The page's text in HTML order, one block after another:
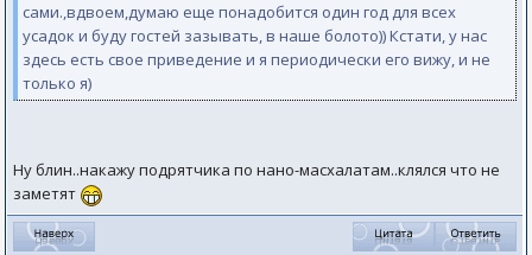
сами.,вдвоем,думаю еще понадобится один год для всех
усадок и буду гостей зазывать, в наше болото)) Кстати, у нас
здесь есть свое приведение и я периодически его вижу, и не
только я)
Ну блин..накажу подрятчика по нано-масхалатам..клялся что не
заметят